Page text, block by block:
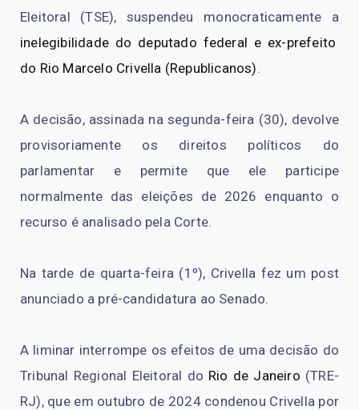
Eleitoral (TSE), suspendeu monocraticamente a
inelegibilidade do deputado federal e ex-prefeito
do Rio Marcelo Crivella (Republicanos).
A decisão, assinada na segunda-feira (30), devolve
provisoriamente os direitos políticos do
parlamentar e permite que ele participe
normalmente das eleições de 2026 enquanto o
recurso é analisado pela Corte.
Na tarde de quarta-feira (1º), Crivella fez um post
anunciado a pré-candidatura ao Senado.
A liminar interrompe os efeitos de uma decisão do
Tribunal Regional Eleitoral do Rio de Janeiro (TRE-
RJ), que em outubro de 2024 condenou Crivella por